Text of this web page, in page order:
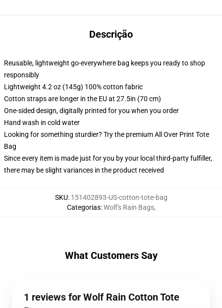
Descrição
Reusable, lightweight go-everywhere bag keeps you ready to shop
responsibly
Lightweight 4.2 oz (145g) 100% cotton fabric
Cotton straps are longer in the EU at 27.5in (70 cm)
One-sided design, digitally printed for you when you order
Hand wash in cold water
Looking for something sturdier? Try the premium All Over Print Tote
Bag
Since every item is made just for you by your local third-party fulfiller,
there may be slight variances in the product received
SKU: 151402893-US-cotton-tote-bag
Categorias:Wolf's Rain Bags,
What Customers Say
1 reviews for Wolf Rain Cotton Tote